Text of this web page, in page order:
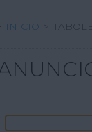
> INICIO >